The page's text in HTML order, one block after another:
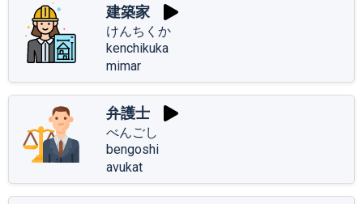
建築家
けんちくか
kenchikuka
mimar
弁護士
べんごし
bengoshi
avukat